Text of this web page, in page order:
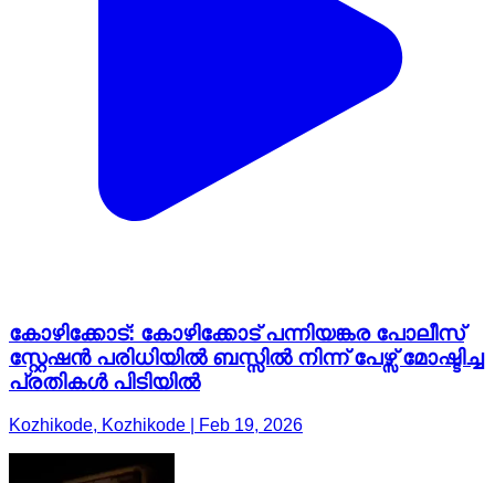
കോഴിക്കോട്: കോഴിക്കോട് പന്നിയങ്കര പോലീസ്
സ്റ്റേഷൻ പരിധിയിൽ ബസ്സിൽ നിന്ന് പേഴ്സ് മോഷ്ടിച്ച
പ്രതികൾ പിടിയിൽ
Kozhikode, Kozhikode | Feb 19, 2026